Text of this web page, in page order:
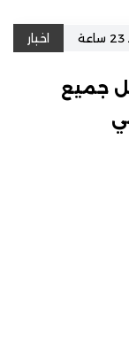
اخبار
جميع